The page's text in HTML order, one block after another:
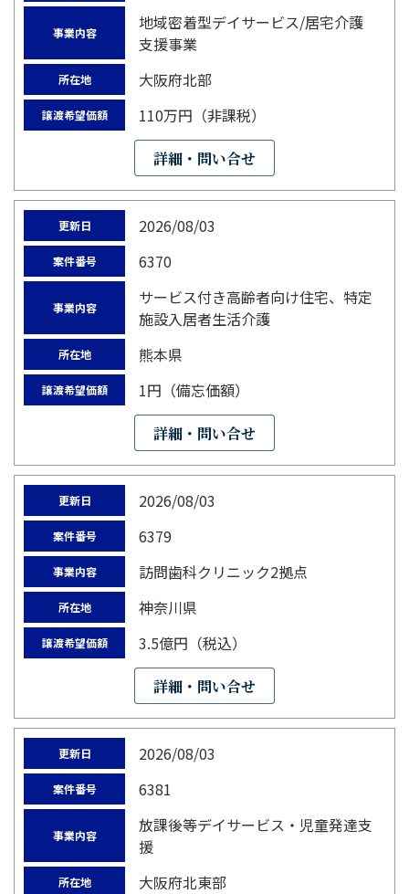
事業内容
地域密着型デイサービス/居宅介護
支援事業
所在地 大阪府北部
譲渡希望価額 110万円（非課税）
詳細・問い合せ
更新日 2026/08/03
案件番号 6370
事業内容
サービス付き高齢者向け住宅、特定
施設入居者生活介護
所在地 熊本県
譲渡希望価額 1円（備忘価額）
詳細・問い合せ
更新日 2026/08/03
案件番号 6379
事業内容 訪問歯科クリニック2拠点
所在地 神奈川県
譲渡希望価額 3.5億円（税込）
詳細・問い合せ
更新日 2026/08/03
案件番号 6381
事業内容
放課後等デイサービス・児童発達支
援
所在地 大阪府北東部